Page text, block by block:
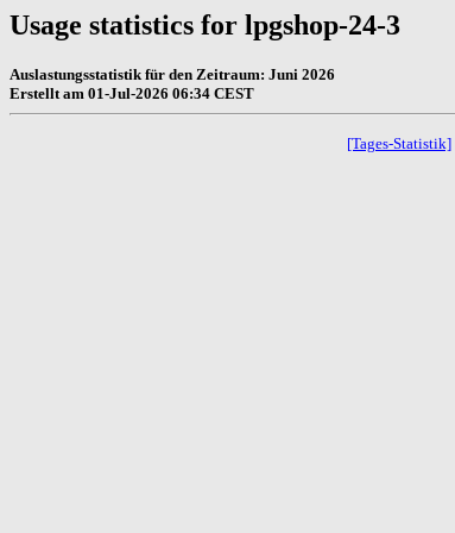
Usage statistics for lpgshop-24-3
Auslastungsstatistik für den Zeitraum: Juni 2026
Erstellt am 01-Jul-2026 06:34 CEST
[Tages-Statistik]